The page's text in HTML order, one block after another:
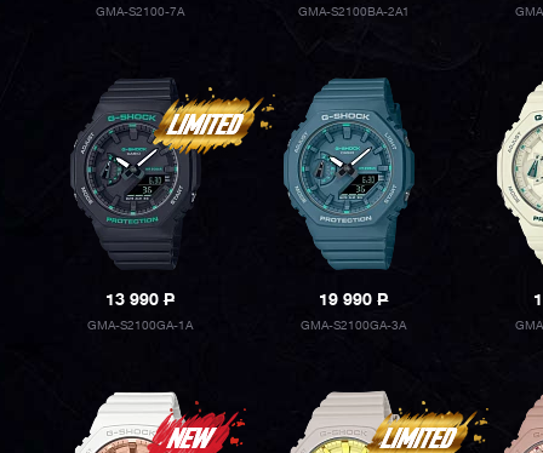
GMA-S2100-7A GMA-S2100BA-2A1
13 990P
GMA-S2100GA-1A
19 990P
GMA-S2100GA-3A